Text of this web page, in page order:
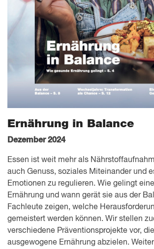
Ernährung in Balance
Dezember 2024
Essen ist weit mehr als
auch Genuss, soziales Miteinander und
Emotionen zu regulieren. Wie gelingt
Ernährung und wann gerät sie aus der
Fachleute zeigen, welche
gemeistert werden können. Wir stellen
verschiedene Präventions­projekte vor,
ausgewogene Ernährung abzielen.